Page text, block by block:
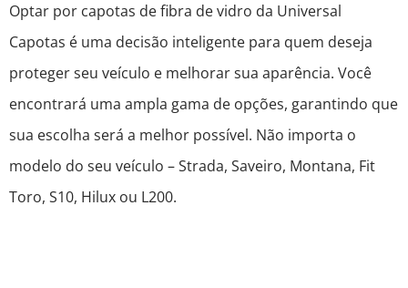
Optar por capotas de fibra de vidro da Universal
Capotas é uma decisão inteligente para quem deseja
proteger seu veículo e melhorar sua aparência. Você
encontrará uma ampla gama de opções, garantindo que
sua escolha será a melhor possível. Não importa o
modelo do seu veículo – Strada, Saveiro, Montana, Fit
Toro, S10, Hilux ou L200.